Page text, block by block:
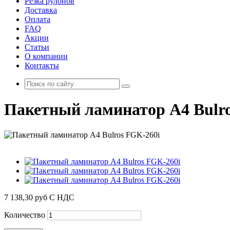
Доставка
Оплата
FAQ
Акции
Статьи
О компании
Контакты
Пакетный ламинатор А4
7 138,30 руб С НДС
Количество